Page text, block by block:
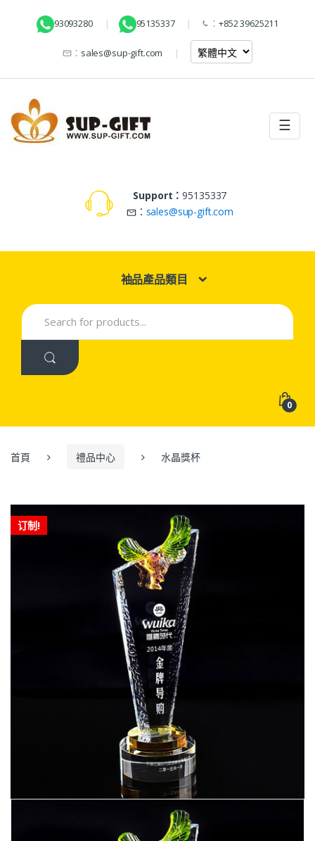
93093280 95135337 ： +852 39625211
： sales@sup-gift.com
☰
Support：95135337
： sales@sup-gift.com
袖品產品類目
Search
for:
0
首頁 禮品中心 水晶獎杯
订制!